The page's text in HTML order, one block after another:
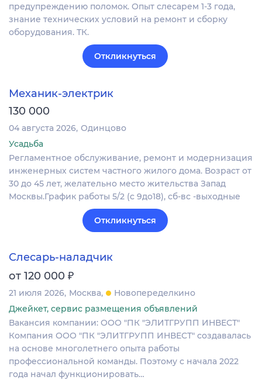
предупреждению поломок. Опыт слесарем 1-3 года,
знание технических условий на ремонт и сборку
оборудования. ТК.
Откликнуться
Механик-электрик
130 000
04 августа 2026 Одинцово
Усадьба
Регламентное обслуживание, ремонт и модернизация
инженерных систем частного жилого дома. Возраст от
30 до 45 лет, желательно место жительства Запад
Москвы.График работы 5/2 (с 9до18), сб-вс -выходные
Откликнуться
Слесарь-наладчик
от 120 000 ₽
21 июля 2026 Москва
Новопеределкино
Джейкет, сервис размещения объявлений
Вакансия компании: ООО "ПК "ЭЛИТГРУПП ИНВЕСТ"
Компания ООО "ПК "ЭЛИТГРУПП ИНВЕСТ" создавалась
на основе многолетнего опыта работы
профессиональной команды. Поэтому с начала 2022
года начал функционировать…